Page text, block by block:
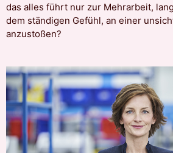
das alles führt nur zur Mehrarbeit,
dem ständigen Gefühl, an einer
anzustoßen?